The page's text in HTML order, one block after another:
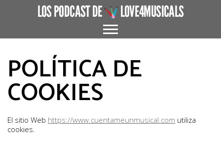
LOS PODCAST DE LOVE4MUSICALS
ACERCA DE
CUÉNTAME UN MUSICAL
EL MUSICAL EN ESPAÑA
ENTREVISTAS
POLÍTICA DE
COOKIES
El sitio Web https://www.cuentameunmusical.com utiliza
cookies.